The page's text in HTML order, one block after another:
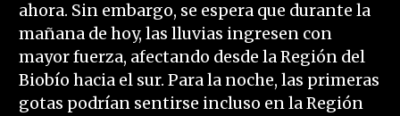
ahora. Sin embargo, se espera que durante la
mañana de hoy, las lluvias ingresen con
mayor fuerza, afectando desde la Región del
Biobío hacia el sur. Para la noche, las primeras
gotas podrían sentirse incluso en la Región